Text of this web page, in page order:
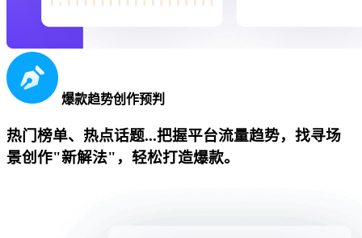
爆款趋势创作预判
热门榜单、热点话题...把握平台流量趋势，找寻场
景创作"新解法"，轻松打造爆款。